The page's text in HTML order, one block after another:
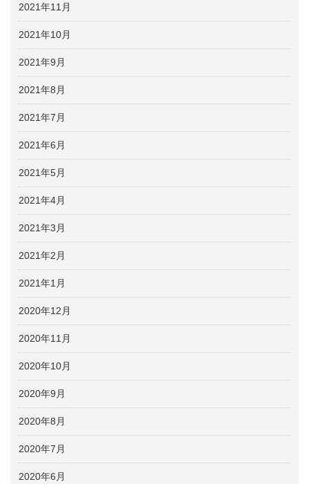
2021年11月
2021年10月
2021年9月
2021年8月
2021年7月
2021年6月
2021年5月
2021年4月
2021年3月
2021年2月
2021年1月
2020年12月
2020年11月
2020年10月
2020年9月
2020年8月
2020年7月
2020年6月